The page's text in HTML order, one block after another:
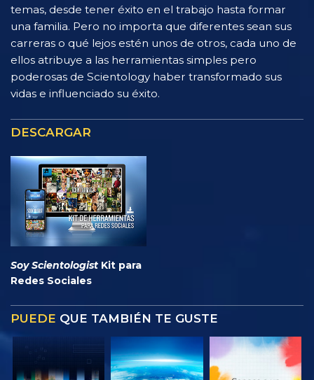
temas, desde tener éxito en el trabajo hasta formar
una familia. Pero no importa que diferentes sean sus
carreras o qué lejos estén unos de otros, cada uno de
ellos atribuye a las herramientas simples pero
poderosas de Scientology haber transformado sus
vidas e influenciado su éxito.
DESCARGAR
Soy Scientologist Kit para
Redes Sociales
PUEDE QUE TAMBIÉN TE GUSTE